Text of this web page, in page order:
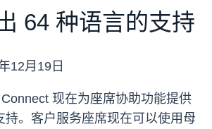
64 种语言的支持
12月19日
现在为座席协助功能提供
持。客户服务座席现在可以使用母